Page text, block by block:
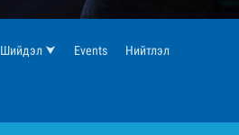
Шийдэл ⮟ Events
Нийтлэл